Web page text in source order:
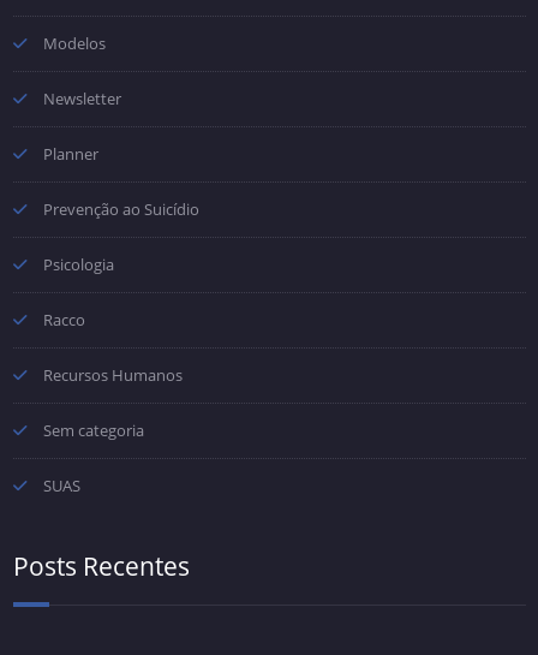
Modelos
Newsletter
Planner
Prevenção ao Suicídio
Psicologia
Racco
Recursos Humanos
Sem categoria
SUAS
Posts Recentes